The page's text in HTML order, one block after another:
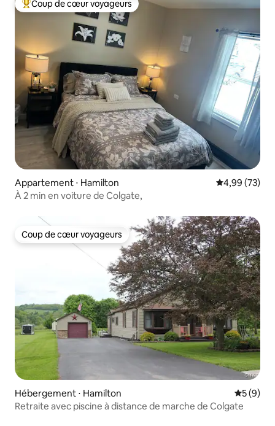
Coups de cœur voyageurs les plus appréciés
Coup de cœur voyageurs
Appartement ⋅ Hamilton Évaluation
4,99 (73)
À 2 min en voiture de Colgate,
Coup de cœur voyageurs
Coup de cœur voyageurs
Hébergement ⋅ Hamilton
5 (9)
Retraite avec piscine à distance de marche de Colgate